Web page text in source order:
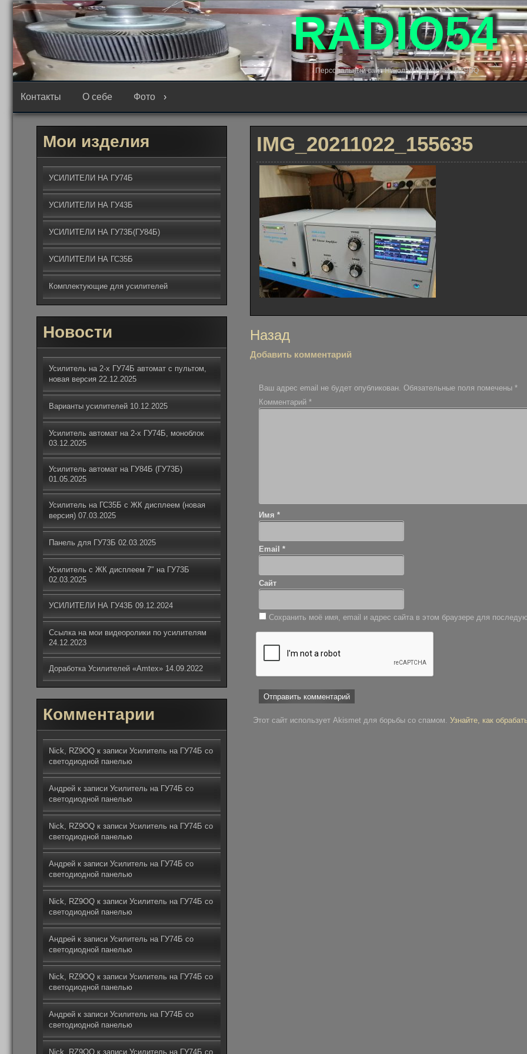
Перейти
к
содержимому
RADIO54
Персональный сайт Николая Василенко, RZ9OQ
Контакты О себе Фото
IMG_20211022_155635
Навигация
записям
Назад
Добавить комментарий
Ваш адрес email не будет опубликован. Обязательные поля помечены*
Комментарий*
Имя*
Email*
Сайт
Сохранить моё имя, email и адрес сайта в этом браузере для
Этот сайт использует Akismet для борьбы со спамом.Узнайте, как
Мои изделия
УСИЛИТЕЛИ НА ГУ74Б
УСИЛИТЕЛИ НА ГУ43Б
УСИЛИТЕЛИ НА ГУ73Б(ГУ84Б)
УСИЛИТЕЛИ НА ГС35Б
Комплектующие для усилителей
Новости
Усилитель на 2-х ГУ74Б автомат с пультом,
новая версия 22.12.2025
Варианты усилителей 10.12.2025
Усилитель автомат на 2-х ГУ74Б, моноблок
03.12.2025
Усилитель автомат на ГУ84Б (ГУ73Б)
01.05.2025
Усилитель на ГС35Б с ЖК дисплеем (новая
версия) 07.03.2025
Панель для ГУ73Б 02.03.2025
Усилитель с ЖК дисплеем 7″ на ГУ73Б
02.03.2025
УСИЛИТЕЛИ НА ГУ43Б 09.12.2024
Ссылка на мои видеоролики по усилителям
24.12.2023
Доработка Усилителей «Amtex» 14.09.2022
Комментарии
Nick, RZ9OQ к записи Усилитель на ГУ74Б со
светодиодной панелью
Андрей к записи Усилитель на ГУ74Б со
светодиодной панелью
Nick, RZ9OQ к записи Усилитель на ГУ74Б со
светодиодной панелью
Андрей к записи Усилитель на ГУ74Б со
светодиодной панелью
Nick, RZ9OQ к записи Усилитель на ГУ74Б со
светодиодной панелью
Андрей к записи Усилитель на ГУ74Б со
светодиодной панелью
Nick, RZ9OQ к записи Усилитель на ГУ74Б со
светодиодной панелью
Андрей к записи Усилитель на ГУ74Б со
светодиодной панелью
Nick, RZ9OQ к записи Усилитель на ГУ74Б со